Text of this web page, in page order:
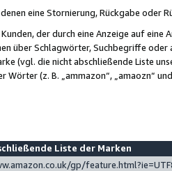
eine Stornierung, Rückgabe oder
der durch eine Anzeige auf
über Schlagwörter, Suchbegriffe
(vgl. die nicht abschließende Liste
Wörter (z. B. „ammazon“, „amaozn“
Liste der Marken
gp/